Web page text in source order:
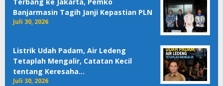
Banjarmasin Tagih Janji Kepastian PLN
Juli 30, 2026
Listrik Udah Padam, Air Ledeng
Tetaplah Mengalir, Catatan Kecil
tentang Keresaha…
Juli 30, 2026